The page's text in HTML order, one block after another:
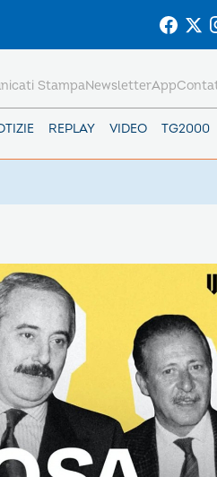
REPLAY VIDEO TG2000
StampaNewsletterApp